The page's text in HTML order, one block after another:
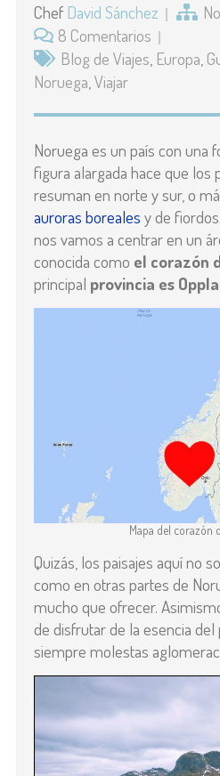
Chef David Sánchez
8 Comentarios
Blog de Viajes, Europa,
Noruega,Viajar
Noruega es un país con una
figura alargada hace que los
resuman en norte y sur, o
auroras boreales y de
nos vamos a centrar en un
conocida como el corazón
principal provincia es
Mapa del corazón
Quizás, los paisajes aquí no
como en otras partes de
mucho que ofrecer.
de disfrutar de la esencia del
siempre molestas